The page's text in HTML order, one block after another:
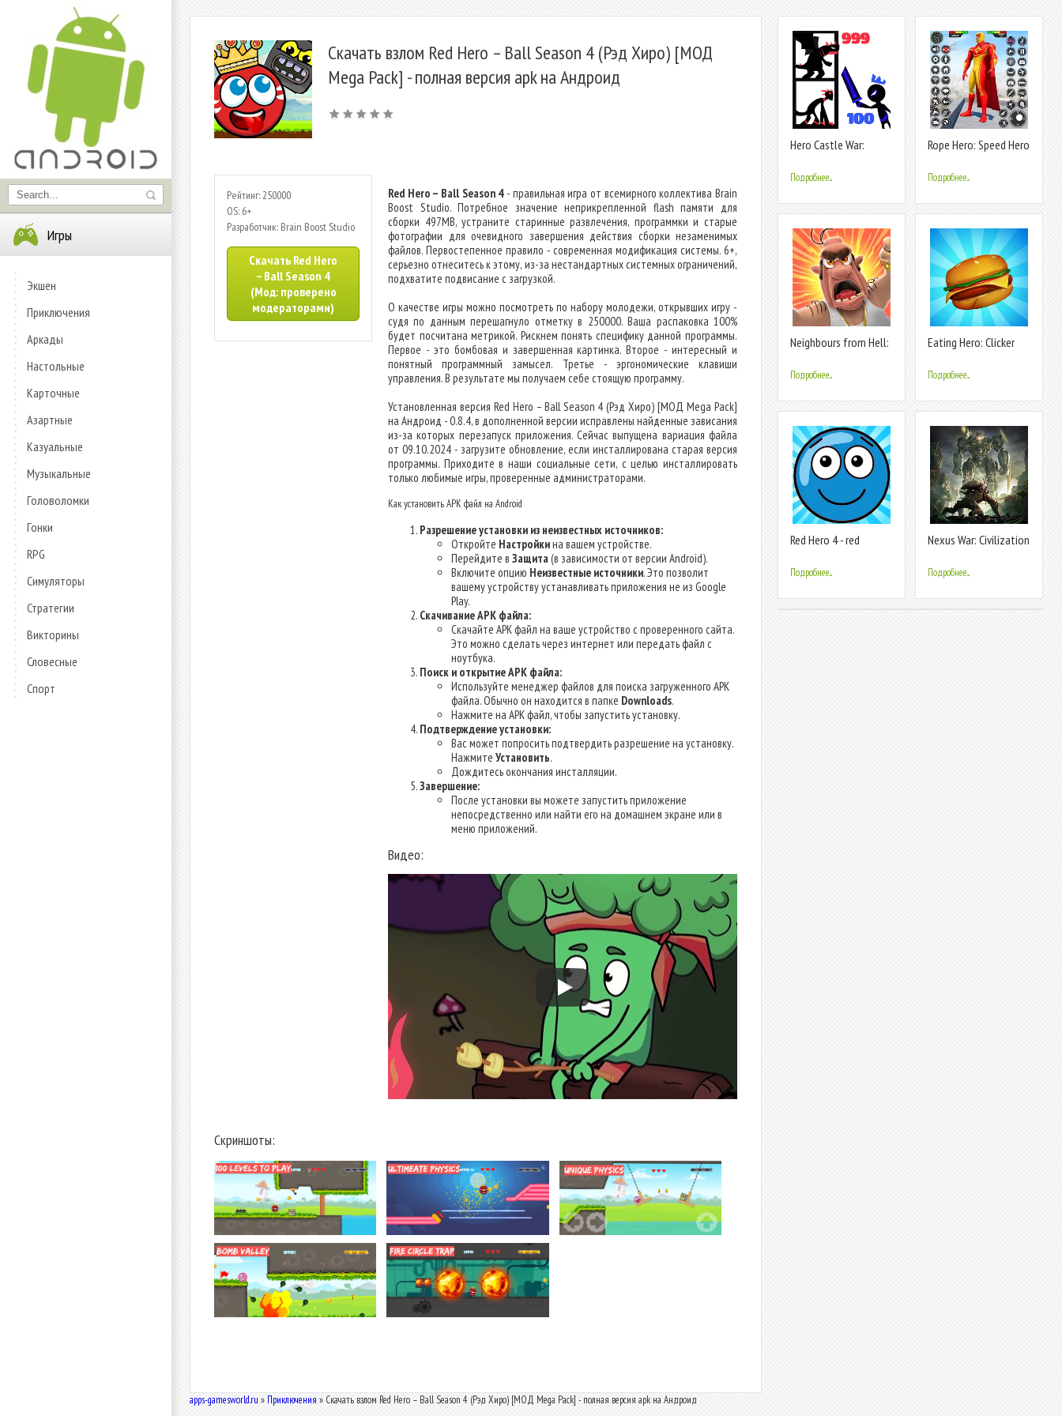
Игры
Экшен
Приключения
Аркады
Настольные
Карточные
Азартные
Казуальные
Музыкальные
Головоломки
Гонки
RPG
Симуляторы
Стратегии
Викторины
Словесные
Спорт
Скачать взлом Red Hero – Ball Season 4 (Рэд Хиро) [МОД
Mega Pack] - полная версия apk на Андроид
Рейтинг: 250000
OS: 6+
Разработчик: Brain Boost Studio
Скачать Red Hero
– Ball Season 4
(Мод: проверено
модераторами)
Red Hero – Ball Season 4- правильная игра от всемирного коллектива Brain
Boost Studio. Потребное значение неприкрепленной flash памяти для
сборки 497MB, устраните старинные развлечения, программки и старые
фотографии для очевидного завершения действия сборки незаменимых
файлов. Первостепенное правило - современная модификация системы. 6+,
серьезно отнеситесь к этому, из-за нестандартных системных ограничений,
подхватите подвисание с загрузкой.
О качестве игры можно посмотреть по набору молодежи, открывших игру -
судя по данным перешагнуло отметку в 250000. Ваша распаковка 100%
будет посчитана метрикой. Рискнем понять специфику данной программы.
Первое - это бомбовая и завершенная картинка. Второе - интересный и
понятный программный замысел. Третье - эргономические клавиши
управления. В результате мы получаем себе стоящую программу.
Установленная версия Red Hero – Ball Season 4 (Рэд Хиро) [МОД Mega Pack]
на Андроид - 0.8.4, в дополненной версии исправлены найденные зависания
из-за которых перезапуск приложения. Сейчас выпущена вариация файла
от 09.10.2024 - загрузите обновление, если инсталлирована старая версия
программы. Приходите в наши социальные сети, с целью инсталлировать
только любимые игры, проверенные администраторами.
Как установить APK файл на Android
Разрешение установки из неизвестных источников:
Откройте Настройкина вашем устройстве.
Перейдите в Защита(в зависимости от версии Android).
Включите опцию Неизвестные источники. Это позволит
вашему устройству устанавливать приложения не из Google
Play.
Скачивание APK файла:
Скачайте APK файл на ваше устройство с проверенного сайта.
Это можно сделать через интернет или передать файл с
ноутбука.
Поиск и открытие APK файла:
Используйте менеджер файлов для поиска загруженного APK
файла. Обычно он находится в папке Downloads.
Нажмите на APK файл, чтобы запустить установку.
Подтверждение установки:
Вас может попросить подтвердить разрешение на установку.
Нажмите Установить.
Дождитесь окончания инсталляции.
Завершение:
После установки вы можете запустить приложение
непосредственно или найти его на домашнем экране или в
меню приложений.
Видео:
Скриншоты:
Hero Castle War:
Подробнее...
Rope Hero: Speed Hero
Подробнее...
Neighbours from Hell:
Подробнее...
Eating Hero: Clicker
Подробнее...
Red Hero 4 - red
Подробнее...
Nexus War: Civilization
Подробнее...
apps-gamesworld.ru » Приключения » Скачать взлом Red Hero – Ball Season 4 (Рэд Хиро) [МОД Mega Pack] - полная версия apk на Андроид